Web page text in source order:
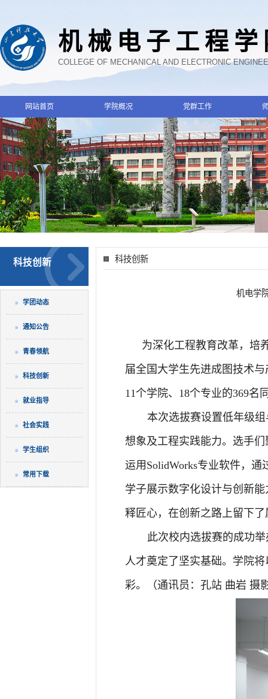
机械电子工程
COLLEGE OF MECHANICAL AND ELECTRONIC
网站首页 学院概况 党群工作
科技创新
学团动态
通知公告
青春领航
科技创新
就业指导
社会实践
学生组织
常用下载
科技创新
机电学
为深化工程教育改革，培
届全国大学生先进成图技术
11个学院、18个专业的369名
本次选拔赛设置低年级
想象及工程实践能力。选手
运用SolidWorks专业软件，通
学子展示数字化设计与创新
释匠心，在创新之路上留下
此次校内选拔赛的成功
人才奠定了坚实基础。学院
彩。（通讯员：孔站 曲岩 摄